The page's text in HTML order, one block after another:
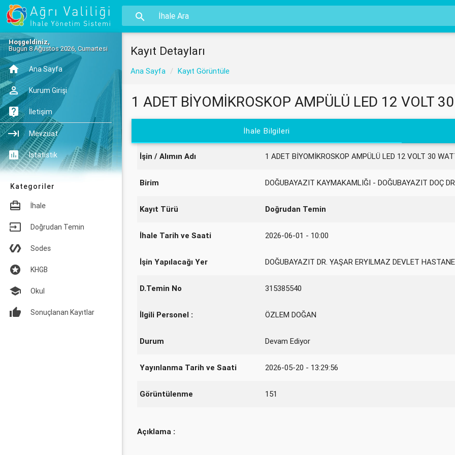
Hoşgeldiniz,
Bugün 8 Ağustos 2026, Cumartesi
Ana Sayfa
Kurum Girişi
İletişim
Mevzuat
İstatistik
Kategoriler
İhale
Doğrudan Temin
Sodes
KHGB
Okul
Sonuçlanan Kayıtlar
Kayıt Detayları
Ana Sayfa Kayıt Görüntüle
1 ADET BİYOMİKROSKOP AMPÜLÜ LED 12 VOLT
İhale Bilgileri
İşin / Alımın Adı 1 ADET BİYOMİKROSKOP AMPÜLÜ LED 12 VOLT 30
Birim DOĞUBAYAZIT KAYMAKAMLIĞI - DOĞUBAYAZIT DOÇ
Kayıt Türü Doğrudan Temin
İhale Tarih ve Saati 2026-06-01 - 10:00
İşin Yapılacağı Yer DOĞUBAYAZIT DR. YAŞAR ERYILMAZ DEVLET
D.Temin No 315385540
İlgili Personel : ÖZLEM DOĞAN
Durum Devam Ediyor
Yayınlanma Tarih ve Saati 2026-05-20 - 13:29:56
Görüntülenme 151
Açıklama :